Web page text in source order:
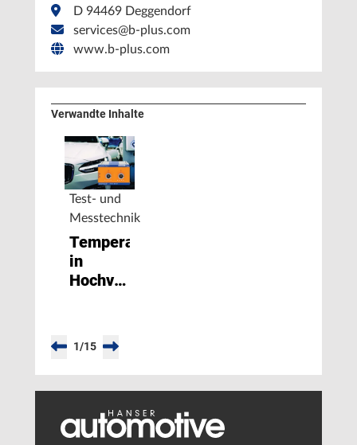
D 94469 Deggendorf
services@b-plus.com
www.b-plus.com
Verwandte Inhalte
Test- und
Messtechnik
Temperaturmessungen
in
Hochvolt-
1/15